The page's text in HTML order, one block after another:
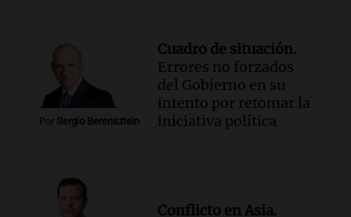
Por Sergio Berensztein
Cuadro de situación.
Errores no forzados
del Gobierno en su
intento por retomar la
iniciativa política
Conflicto en Asia.